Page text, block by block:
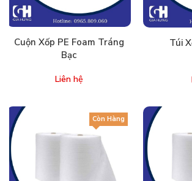
Cuộn Xốp PE Foam Tráng
Bạc
Liên hệ
Túi
Còn Hàng